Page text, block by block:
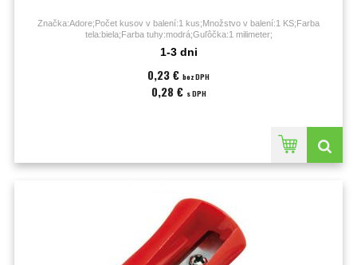
Značka:Adore;Počet kusov v balení:1 kus;Množstvo v balení:1 KS;Farba
tela:biela;Farba tuhy:modrá;Guľôčka:1 milimeter;
1-3 dni
0,23 € bez DPH
0,28 € s DPH